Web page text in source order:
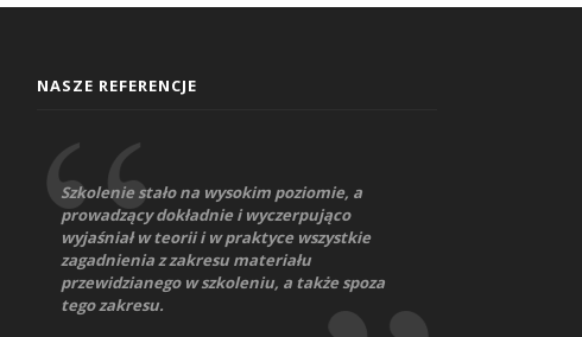
NASZE REFERENCJE
Szkolenie stało na wysokim poziomie, a
prowadzący dokładnie i wyczerpująco
wyjaśniał w teorii i w praktyce wszystkie
zagadnienia z zakresu materiału
przewidzianego w szkoleniu, a także spoza
tego zakresu.